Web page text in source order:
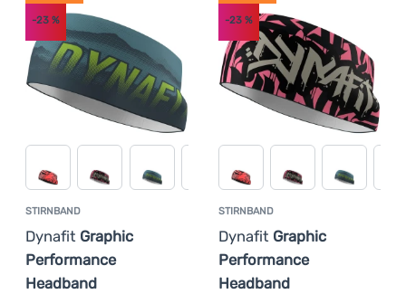
STIRNBAND
Dynafit Graphic
Performance
Headband
-23 %
STIRNBAND
Dynafit Graphic
Performance
Headband
-23%